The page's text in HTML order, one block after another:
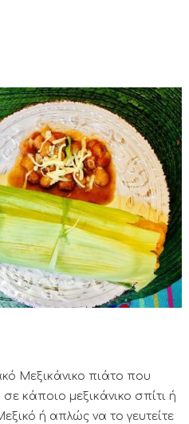
Μεξικάνικο πιάτο που
κάποιο μεξικάνικο σπίτι ή
ή απλώς να το γευτείτε